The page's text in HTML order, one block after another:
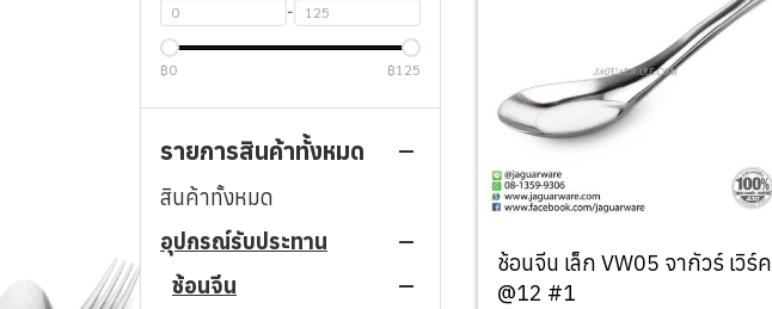
-
฿0 ฿125
รายการสินค้าทั้งหมด
สินค้าทั้งหมด
อุปกรณ์รับประทาน
ช้อนจีน
ช้อนจีน เล็ก VW05 จากัวร์ เวิร์ค
@12 #1